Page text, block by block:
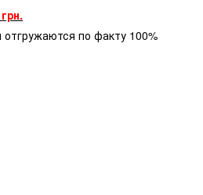
по факту 100%